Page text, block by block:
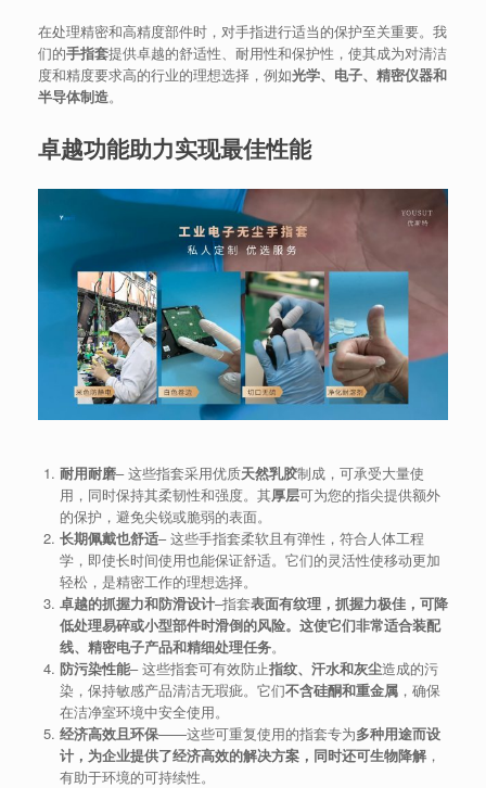
在处理精密和高精度部件时，对手指进行适当的保护至关重要。我
们的手指套提供卓越的舒适性、耐用性和保护性，使其成为对清洁
度和精度要求高的行业的理想选择，例如光学、电子、精密仪器和
半导体制造。
卓越功能助力实现最佳性能
耐用耐磨– 这些指套采用优质天然乳胶制成，可承受大量使
用，同时保持其柔韧性和强度。其厚层可为您的指尖提供额外
的保护，避免尖锐或脆弱的表面。
长期佩戴也舒适– 这些手指套柔软且有弹性，符合人体工程
学，即使长时间使用也能保证舒适。它们的灵活性使移动更加
轻松，是精密工作的理想选择。
卓越的抓握力和防滑设计–指套表面有纹理，抓握力极佳，可降
低处理易碎或小型部件时滑倒的风险。这使它们非常适合装配
线、精密电子产品和精细处理任务。
防污染性能– 这些指套可有效防止指纹、汗水和灰尘造成的污
染，保持敏感产品清洁无瑕疵。它们不含硅酮和重金属，确保
在洁净室环境中安全使用。
经济高效且环保——这些可重复使用的指套专为多种用途而设
计，为企业提供了经济高效的解决方案，同时还可生物降解，
有助于环境的可持续性。